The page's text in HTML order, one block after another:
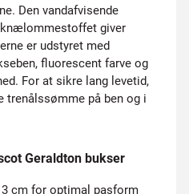
Den vandafvisende
giver
er udstyret med
fluorescent farve og
For at sikre lang levetid,
trenålssømme på ben og i
Geraldton bukser
cm for optimal pasform